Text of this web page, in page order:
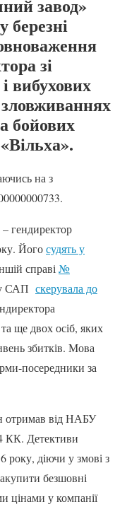
завод»
зі
вибухових
бойових
на з
– гендиректор
Йогосудять у
справі №
САП скерувала до
ще двох осіб, яких
збитків. Мова
посередники за
отримав від НАБУ
КК. Детективи
року, діючи у змові з
безшовні
цінами у компанії